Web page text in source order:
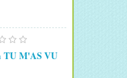
TU M'AS VU